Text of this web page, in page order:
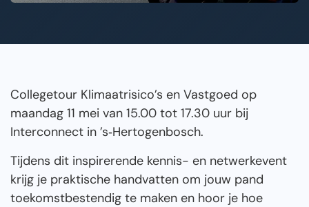
Collegetour Klimaatrisico’s en Vastgoed op
maandag 11 mei van 15.00 tot 17.30 uur bij
Interconnect in ’s‑Hertogenbosch.
Tijdens dit inspirerende kennis- en netwerkevent
krijg je praktische handvatten om jouw pand
toekomstbestendig te maken en hoor je hoe